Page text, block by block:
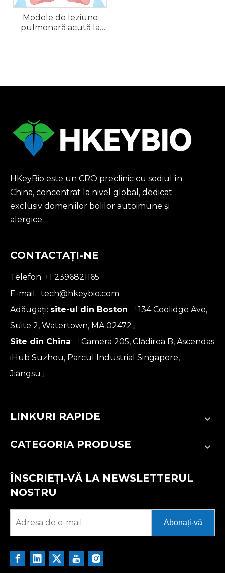
Modele de leziune
pulmonară acută la
HKeyBio este un CRO preclinic cu sediul în
China, concentrat la nivel global, dedicat
exclusiv domeniilor bolilor autoimune și
alergice.
CONTACTAŢI-NE
Telefon: +1 2396821165
E-mail: tech@hkeybio.com
Adăugați: site-ul din Boston
「134 Coolidge Ave,
Suite 2, Watertown, MA 02472」
Site din China
「Camera 205, Clădirea B, Ascendas
iHub Suzhou, Parcul Industrial Singapore,
Jiangsu」
LINKURI RAPIDE
CATEGORIA PRODUSE
ÎNSCRIEȚI-VĂ LA NEWSLETTERUL
NOSTRU
Abonați-vă